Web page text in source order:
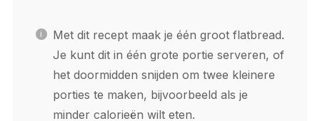
Met dit recept maak je één groot flatbread.
Je kunt dit in één grote portie serveren, of
het doormidden snijden om twee kleinere
porties te maken, bijvoorbeeld als je
minder calorieën wilt eten.